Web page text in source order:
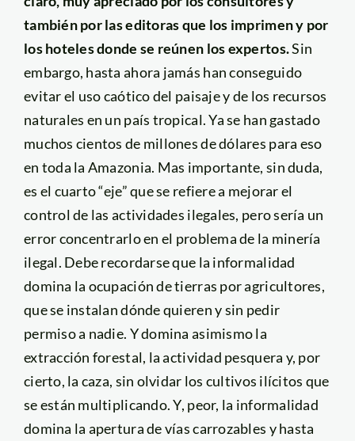
también por las editoras que los imprimen y por
los hoteles donde se reúnen los expertos.Sin
embargo, hasta ahora jamás han conseguido
evitar el uso caótico del paisaje y de los recursos
naturales en un país tropical. Ya se han gastado
muchos cientos de millones de dólares para eso
en toda la Amazonia. Mas importante, sin duda,
es el cuarto “eje” que se refiere a mejorar el
control de las actividades ilegales, pero sería un
error concentrarlo en el problema de la minería
ilegal. Debe recordarse que la informalidad
domina la ocupación de tierras por agricultores,
que se instalan dónde quieren y sin pedir
permiso a nadie. Y domina asimismo la
extracción forestal, la actividad pesquera y, por
cierto, la caza, sin olvidar los cultivos ilícitos que
se están multiplicando. Y, peor, la informalidad
domina la apertura de vías carrozables y hasta